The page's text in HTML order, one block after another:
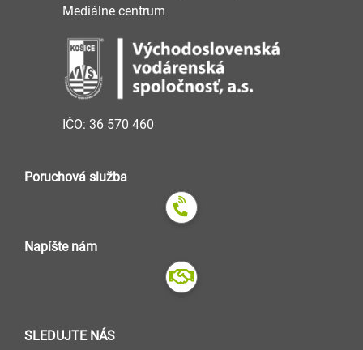
Mediálne centrum
IČO: 36 570 460
Poruchová služba
Napíšte nám
SLEDUJTE NÁS